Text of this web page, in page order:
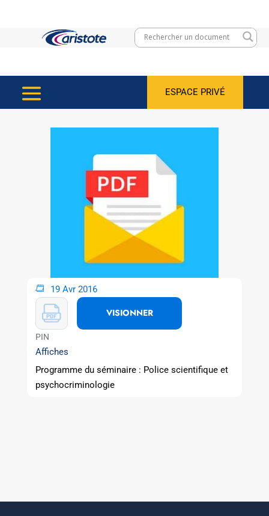
ESPACE PRIVÉ
19 Avr 2016
VISIONNER
PIN
Affiches
Programme du séminaire : Police scientifique et
psychocriminologie